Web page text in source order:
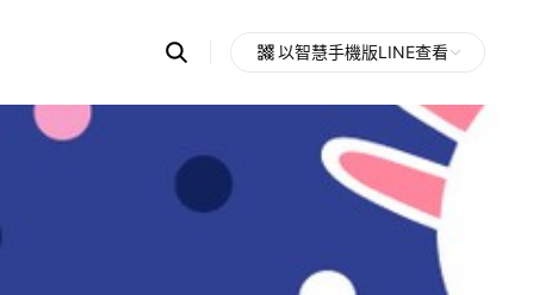
Search
OpenChats
messages
search
以智慧手機版LINE查看